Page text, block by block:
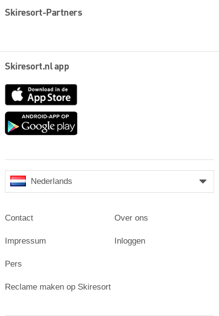
Skiresort-Partners
Skiresort.nl app
App
Google
Nederlands
Contact
Impressum
Pers
Over ons
Inloggen
Reclame maken op Skiresort